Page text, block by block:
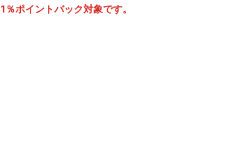
1％ポイントバック対象です。